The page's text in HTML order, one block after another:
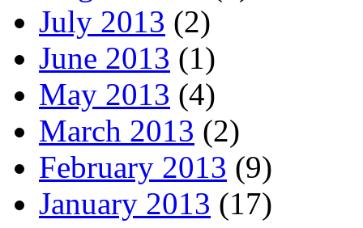
July 2013 (2)
June 2013 (1)
May 2013 (4)
March 2013 (2)
February 2013 (9)
January 2013 (17)